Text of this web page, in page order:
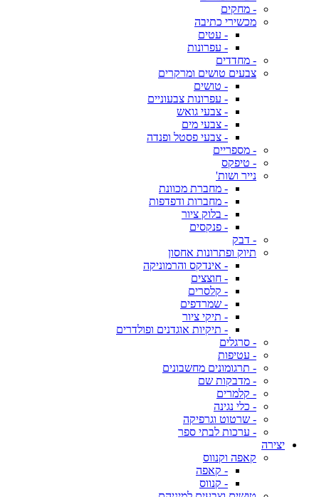
- מחקים
מכשירי כתיבה
- עטים
- עפרונות
- מחדדים
צבעים טושים ומרקרים
- טושים
- עפרונות צבעוניים
- צבעי גואש
- צבעי מים
- צבעי פסטל ופנדה
- מספריים
- טיפקס
נייר ושות'
- מחברת מכוונת
- מחברות ודפדפות
- בלוק ציור
- פנקסים
- דבק
תיוק ופתרונות אחסון
- אינדקס והרמוניקה
- חוצצים
- קלסרים
- שמרדפים
- תיקי ציור
- תיקיות אוגדנים ופולדרים
- סרגלים
- עטיפות
- תרגומונים מחשבונים
- מדבקות שם
- קלמרים
- כלי נגינה
- שרטוט וגרפיקה
- ערכות לבתי ספר
יצירה
קאפה וקנווס
- קאפה
- קנווס